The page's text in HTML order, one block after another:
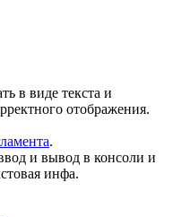
в виде текста и
отображения.
.
и вывод в консоли и
инфа.